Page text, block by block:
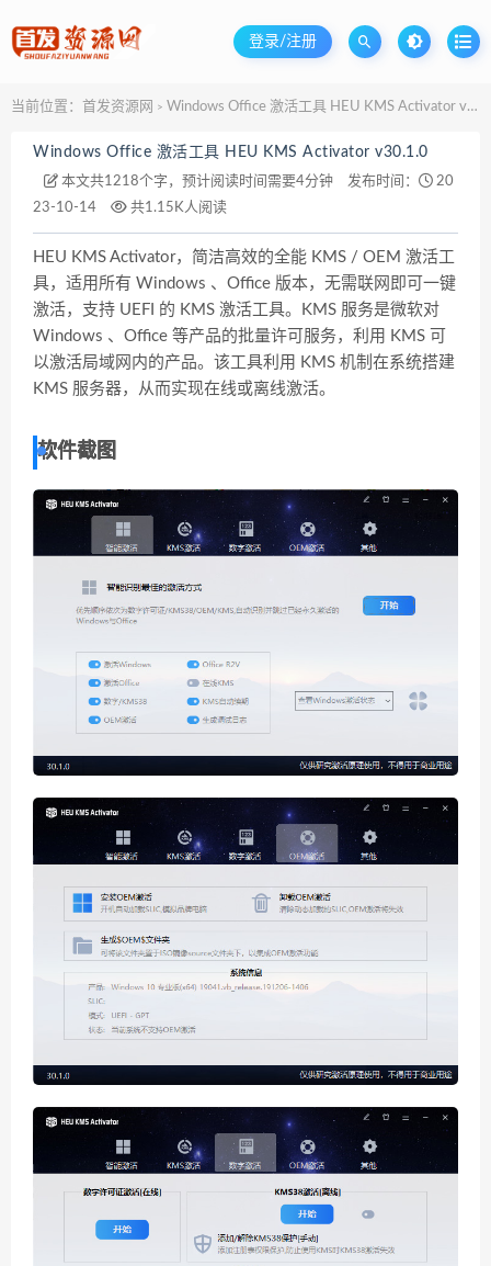
登录/注册
当前位置： 首发资源网 > Windows Office 激活工具 HEU KMS Activator v30.1.0
Windows Office 激活工具 HEU KMS Activator v30.1.0
本文共1218个字，预计阅读时间需要4分钟 发布时间：
20
23-10-14
共1.15K人阅读
HEU KMS Activator，简洁高效的全能 KMS / OEM 激活工
具，适用所有 Windows 、Office 版本，无需联网即可一键
激活，支持 UEFI 的 KMS 激活工具。KMS 服务是微软对
Windows 、Office 等产品的批量许可服务，利用 KMS 可
以激活局域网内的产品。该工具利用 KMS 机制在系统搭建
KMS 服务器，从而实现在线或离线激活。
软件截图